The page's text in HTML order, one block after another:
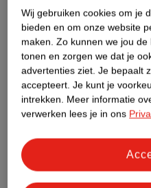
Over dit product
Productinformatie
Nature Impact Score
Dit
Meer
Wij gebruiken cookies om je
bieden en om onze website
maken. Zo kunnen we jou
tonen en zorgen we dat je
advertenties ziet. Je bepaalt
accepteert. Je kunt je
intrekken. Meer informatie
verwerken lees je in ons